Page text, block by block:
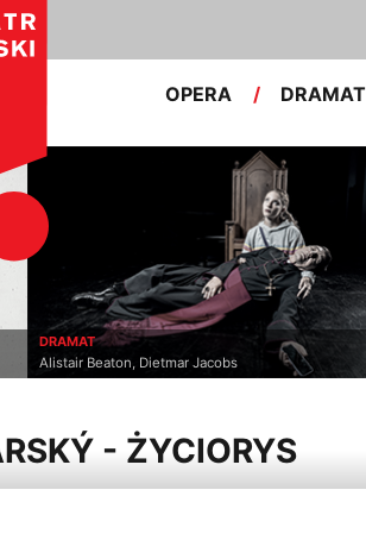
OPERA / DRAMAT
DRAMAT
Alistair Beaton, Dietmar Jacobs
- ŻYCIORYS